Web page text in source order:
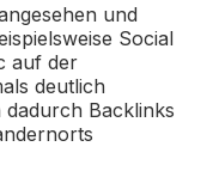
und
Social
auf der
deutlich
Backlinks